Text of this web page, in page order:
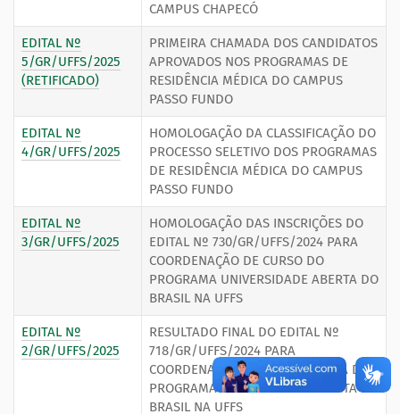
CAMPUS CHAPECÓ
EDITAL Nº
5/GR/UFFS/2025
(RETIFICADO)
PRIMEIRA CHAMADA DOS CANDIDATOS
APROVADOS NOS PROGRAMAS DE
RESIDÊNCIA MÉDICA DO CAMPUS
PASSO FUNDO
EDITAL Nº
4/GR/UFFS/2025
HOMOLOGAÇÃO DA CLASSIFICAÇÃO DO
PROCESSO SELETIVO DOS PROGRAMAS
DE RESIDÊNCIA MÉDICA DO CAMPUS
PASSO FUNDO
EDITAL Nº
3/GR/UFFS/2025
HOMOLOGAÇÃO DAS INSCRIÇÕES DO
EDITAL Nº 730/GR/UFFS/2024 PARA
COORDENAÇÃO DE CURSO DO
PROGRAMA UNIVERSIDADE ABERTA DO
BRASIL NA UFFS
EDITAL Nº
2/GR/UFFS/2025
RESULTADO FINAL DO EDITAL Nº
718/GR/UFFS/2024 PARA
COORDENAÇÃO GERAL E ADJUNTA DO
PROGRAMA UNIVERSIDADE ABERTA DO
BRASIL NA UFFS